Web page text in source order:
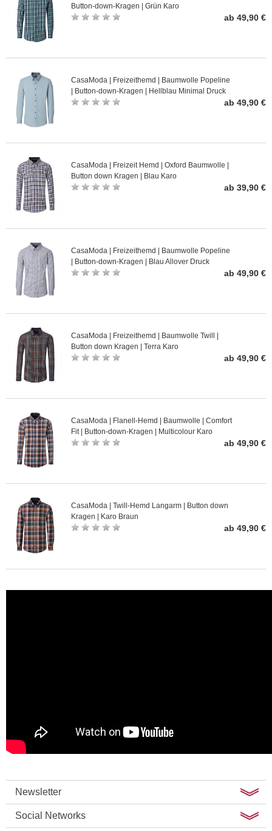
Button-down-Kragen | Grün Karo
ab 49,90 €
CasaModa | Freizeithemd | Baumwolle Popeline
| Button-down-Kragen | Hellblau Minimal Druck
ab 49,90 €
CasaModa | Freizeit Hemd | Oxford Baumwolle |
Button down Kragen | Blau Karo
ab 39,90 €
CasaModa | Freizeithemd | Baumwolle Popeline
| Button-down-Kragen | Blau Allover Druck
ab 49,90 €
CasaModa | Freizeithemd | Baumwolle Twill |
Button down Kragen | Terra Karo
ab 49,90 €
CasaModa | Flanell-Hemd | Baumwolle | Comfort
Fit | Button-down-Kragen | Multicolour Karo
ab 49,90 €
CasaModa | Twill-Hemd Langarm | Button down
Kragen | Karo Braun
ab 49,90 €
Newsletter
Social Networks